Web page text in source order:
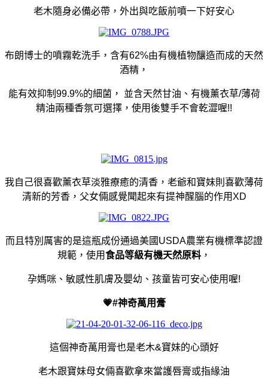
老木隨身必備必帶，外出與吃飯前噴一下好安心
布朗博士的噴霧乾洗手，含有62%由有機植物釀造而成的天然
酒精，
能有效抑制99.9%的細菌， 並含天然甘油、有機薰衣草/薄荷
精油兩種香氛可選擇，使用後雙手不會乾澀喔!!
我自己很喜歡薰衣草淡雅療癒的清香，老爺和寶妹則喜歡薄荷
清新的芳香，父女倆感覺聞起來有提神醒腦的作用XD
而且特別厲害的是這瓶成份通過美國USDA農業有機標準認證
規範，使用食品等級有機天然原料 ，
孕媽咪、敏感性肌膚及嬰幼、孩童皆可安心使用喔!
💗#神奇萬用膏
這個神奇萬用膏也是老木&寶妹的心頭好
老木跟寶妹母女倆喜歡拿來當護唇膏或指緣油